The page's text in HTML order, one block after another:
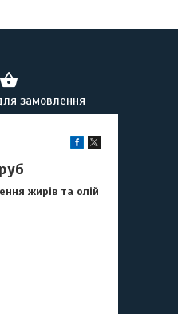
замовлення
жирів та олій